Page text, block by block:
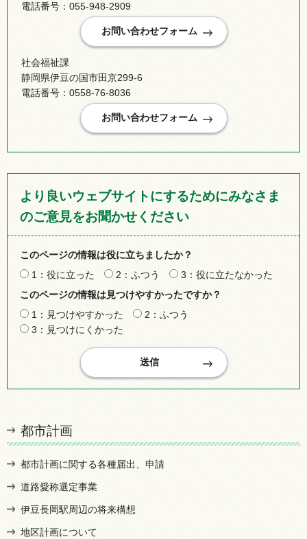
電話番号：055-948-2909
社会福祉課
静岡県伊豆の国市田京299-6
電話番号：0558-76-8036
より良いウェブサイトにするためにみなさま
のご意見をお聞かせください
このページの情報は役に立ちましたか？
1：役に立った
2：ふつう
3：役に立たなかった
このページの情報は見つけやすかったですか？
1：見つけやすかった
2：ふつう
3：見つけにくかった
都市計画
都市計画に関する各種届出、申請
道路愛称選定事業
伊豆長岡駅周辺の将来構想
地区計画について